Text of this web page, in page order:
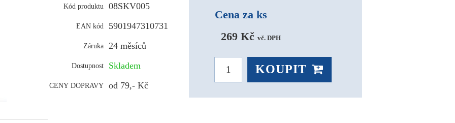
Kód produktu 08SKV005
EAN kód 5901947310731
Záruka 24 měsíců
Dostupnost Skladem
CENY DOPRAVY od 79,- Kč
Cena za ks
269 Kč vč. DPH
KOUPIT